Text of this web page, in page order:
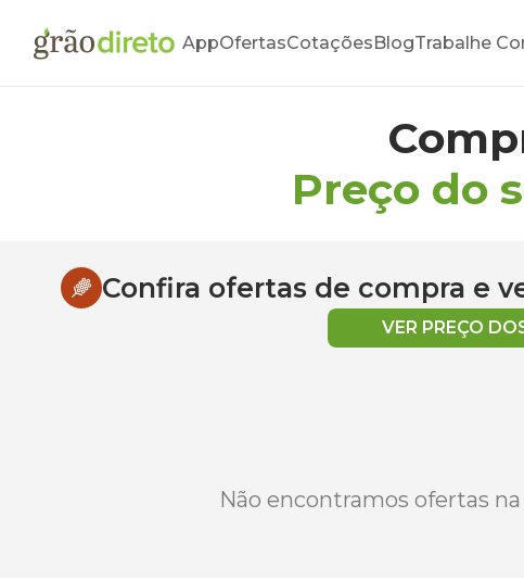
AppOfertasCotaçõesBlogTrabalhe
Preço do
Confira ofertas de compra e
VER PREÇO
Não encontramos ofertas